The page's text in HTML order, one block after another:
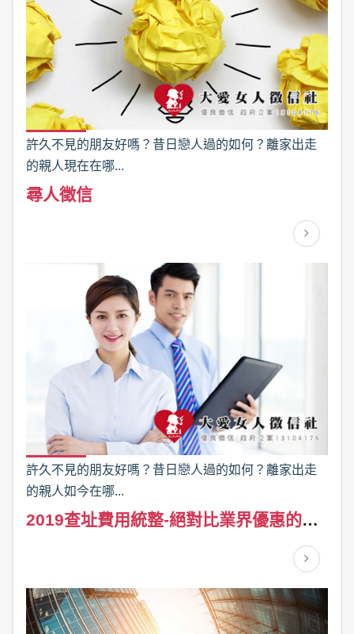
許久不見的朋友好嗎？昔日戀人過的如何？離家出走
的親人現在在哪...
尋人徵信
許久不見的朋友好嗎？昔日戀人過的如何？離家出走
的親人如今在哪...
2019查址費用統整-絕對比業界優惠的價